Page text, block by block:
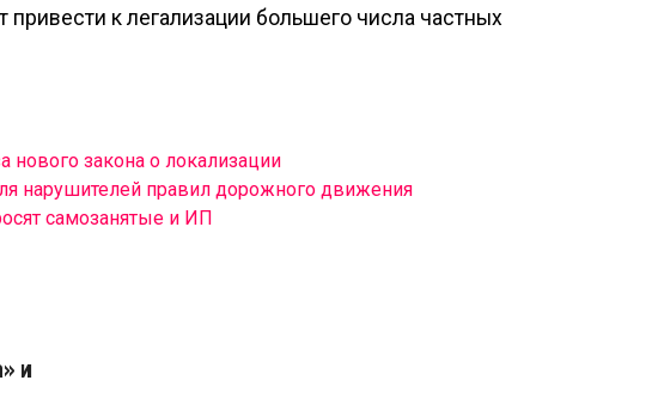
к легализации большего числа частных
нового закона о локализации
нарушителей правил дорожного движения
самозанятые и ИП
и